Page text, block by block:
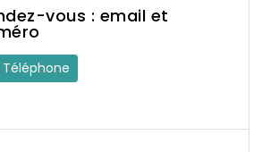
vous : email et